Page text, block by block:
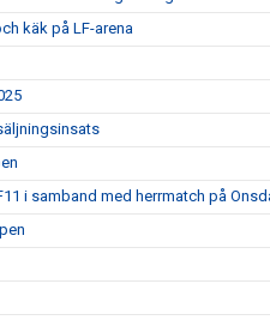
käk på LF-arena
i samband med herrmatch på